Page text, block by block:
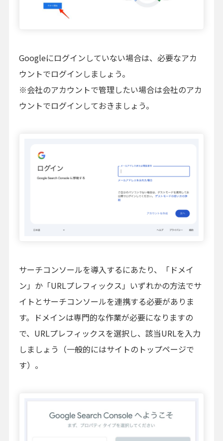
Googleにログインしていない場合は、必要なアカ
ウントでログインしましょう。
※会社のアカウントで管理したい場合は会社のアカ
ウントでログインしておきましょう。
サーチコンソールを導入するにあたり、「ドメイ
ン」か「URLプレフィックス」いずれかの方法でサ
イトとサーチコンソールを連携する必要がありま
す。ドメインは専門的な作業が必要になりますの
で、URLプレフィックスを選択し、該当URLを入力
しましょう（一般的にはサイトのトップページで
す）。